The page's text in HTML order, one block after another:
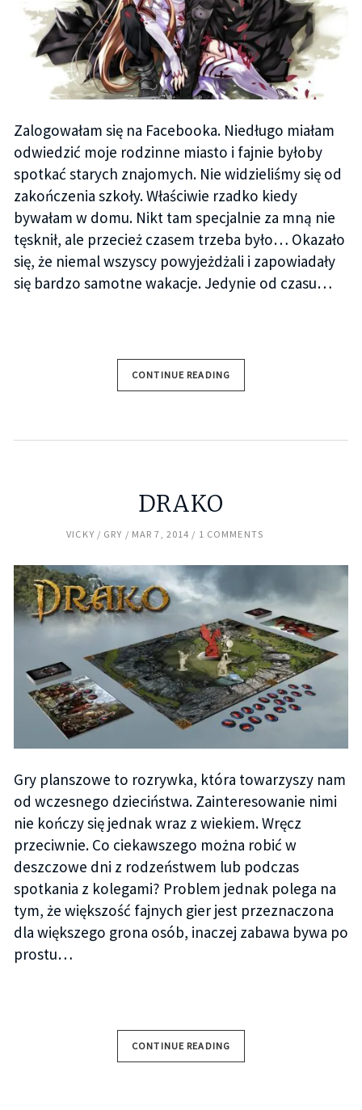
Zalogowałam się na Facebooka. Niedługo miałam
odwiedzić moje rodzinne miasto i fajnie byłoby
spotkać starych znajomych. Nie widzieliśmy się od
zakończenia szkoły. Właściwie rzadko kiedy
bywałam w domu. Nikt tam specjalnie za mną nie
tęsknił, ale przecież czasem trzeba było… Okazało
się, że niemal wszyscy powyjeżdżali i zapowiadały
się bardzo samotne wakacje. Jedynie od czasu…
CONTINUE READING
DRAKO
VICKY GRY MAR 7, 2014 1 COMMENTS
Gry planszowe to rozrywka, która towarzyszy nam
od wczesnego dzieciństwa. Zainteresowanie nimi
nie kończy się jednak wraz z wiekiem. Wręcz
przeciwnie. Co ciekawszego można robić w
deszczowe dni z rodzeństwem lub podczas
spotkania z kolegami? Problem jednak polega na
tym, że większość fajnych gier jest przeznaczona
dla większego grona osób, inaczej zabawa bywa po
prostu…
CONTINUE READING